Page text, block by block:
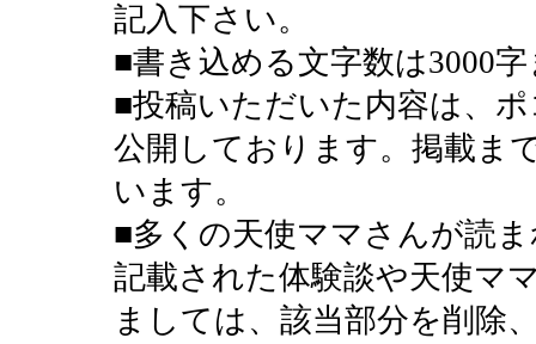
記入下さい。
■書き込める文字数は3000
■投稿いただいた内容は、
公開しております。掲載ま
います。
■多くの天使ママさんが読
記載された体験談や天使マ
ましては、該当部分を削除